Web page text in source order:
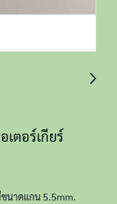
ตอร์เกียร์
ขนาดแกน 5.5mm.